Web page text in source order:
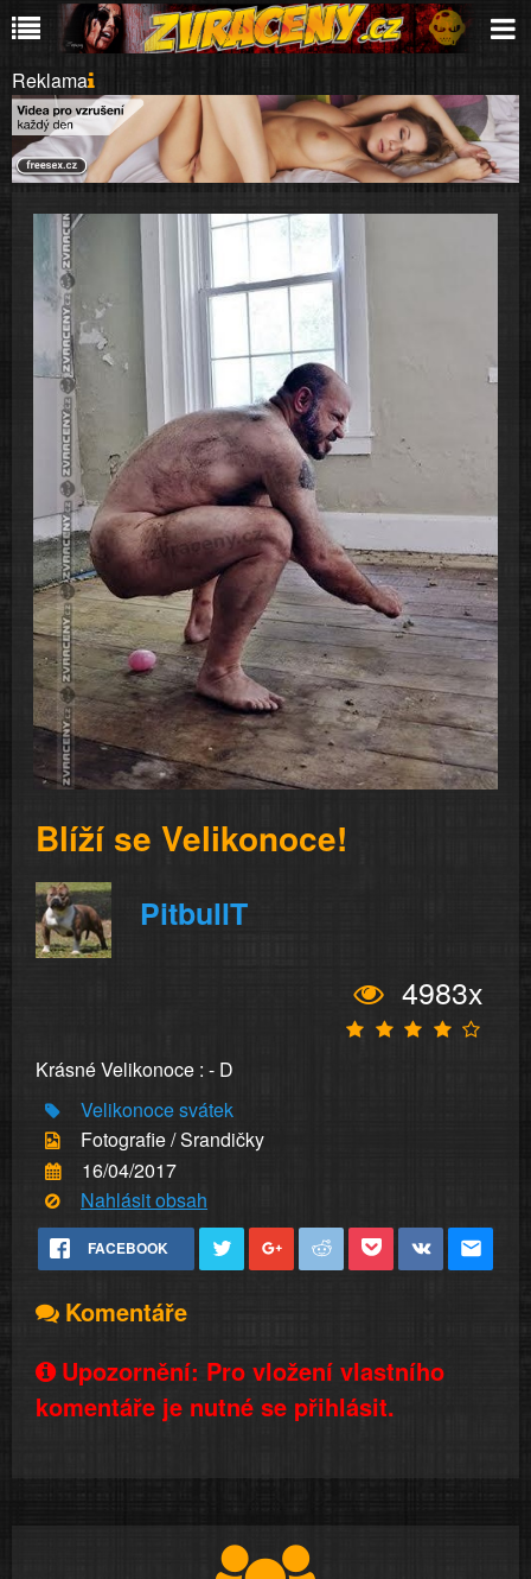
Reklama
Blíží se Velikonoce!
PitbullT
4983x
Krásné Velikonoce : - D
Velikonocesvátek
Fotografie / Srandičky
16/04/2017
Nahlásit obsah
FACEBOOK
Komentáře
Upozornění: Pro vložení vlastního
komentáře je nutné se přihlásit.